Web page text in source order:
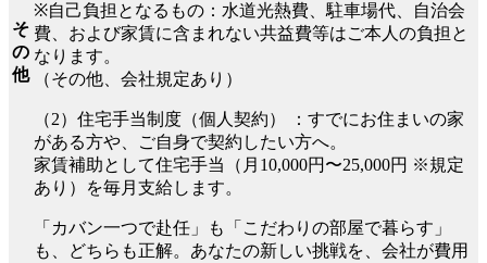
そ
の
他
※自己負担となるもの：水道光熱費、駐車場代、自治会
費、および家賃に含まれない共益費等はご本人の負担と
なります。
（その他、会社規定あり）
（2）住宅手当制度（個人契約） ：すでにお住まいの家
がある方や、ご自身で契約したい方へ。
家賃補助として住宅手当（月10,000円〜25,000円 ※規定
あり）を毎月支給します。
「カバン一つで赴任」も「こだわりの部屋で暮らす」
も、どちらも正解。あなたの新しい挑戦を、会社が費用